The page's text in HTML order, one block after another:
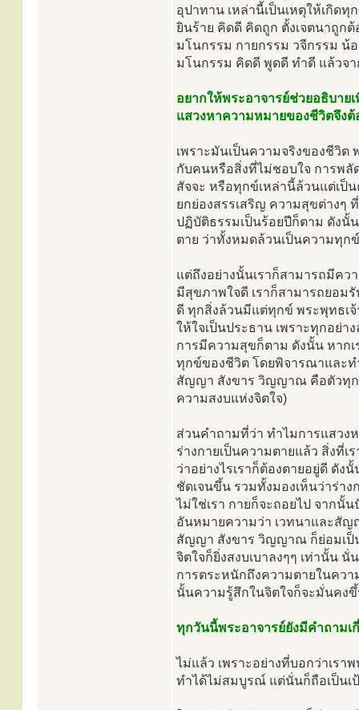
อุปาทาน เหล่านี้เป็นเหตุให้เกิดทุ
ยินร้าย คิดดี คิดถูก ตั้งเจตนาถูก
มโนกรรม กายกรรม วจีกรรม น้
มโนกรรม คิดดี พูดดี ทำดี แล้วจ
อยากให้พระอาจารย์ช่วยอธิบาย
แสวงหาความหมายของชีวิตจึงต้
เพราะมันเป็นความจริงของชีวิต
กับคนหรือสิ่งที่ไม่ชอบใจ การพลั
สัจจะ หรือทุกข์เหล่านี้ล้วนแต่เป็
ยกย่องสรรเสริญ ความสุขต่าง
ปฏิบัติธรรมเป็นร้อยปีก็ตาม ดังนั้
ตาย ว่าทั้งหมดล้วนเป็นความทุก
แต่ถึงอย่างนั้นเราก็สามารถมีคว
มีสุขภาพใจดี เราก็สามารถยอมรั
ดี ทุกสิ่งล้วนมีแต่ทุกข์ พระพุทธเจ้
ให้ใจเป็นประธาน เพราะทุกอย่
การมีความสุขก็ตาม ดังนั้น หาก
ทุกข์ของชีวิต โดยพิจารณาและท
สัญญา สังขาร วิญญาณ คือตัวทุก
ความสงบแห่งจิตใจ)
ส่วนคำถามที่ว่า ทำไมการแสวง
ร่างกายเป็นความตายแล้ว สิ่งที่
ว่าอย่างไรเราก็ต้องตายอยู่ดี ดั
ชัดเจนขึ้น รวมทั้งมองเห็นว่าร่า
ไม่ใช่เรา กายก็จะถอยไป จากนั้
อันหมายความว่า เวทนาและสั
สัญญา สังขาร วิญญาณ ก็ย่อมเป็
จิตใจก็ยิ่งสงบเบาลงๆๆ เท่านั้น
การตระหนักถึงความตายในคว
นั้นความรู้สึกในจิตใจก็จะมั่นคง
ทุกวันนี้พระอาจารย์ยังมีคำถาม
ไม่แล้ว เพราะอย่างที่บอกว่าเร
ทำได้ไม่สมบูรณ์ แต่นั่นก็ถือเป็นเ